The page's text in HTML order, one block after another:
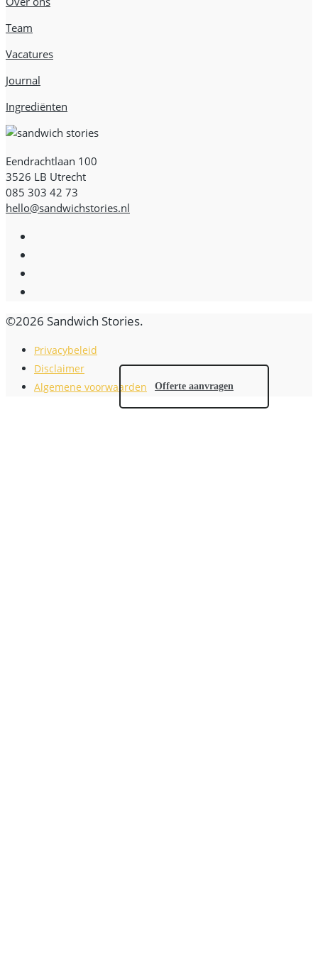
Offerte aanvragen
Team
Vacatures
Journal
Ingrediënten
Eendrachtlaan 100
3526 LB Utrecht
085 303 42 73
hello@sandwichstories.nl
©2026 Sandwich Stories.
Privacybeleid
Disclaimer
Algemene voorwaarden